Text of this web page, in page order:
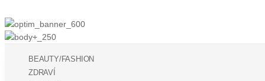
BEAUTY/FASHION
ZDRAVÍ